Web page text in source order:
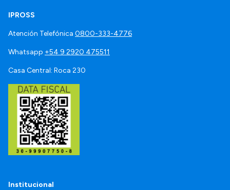
IPROSS
Atención Telefónica 0800-333-4776
Whatsapp +54 9 2920 475511
Casa Central: Roca 230
Institucional